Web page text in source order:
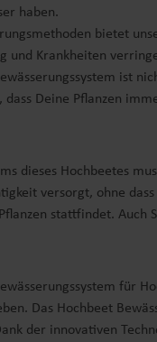
haben.
bietet
und Krankheiten
ist
Deine Pflanzen
dieses Hochbeetes
versorgt, ohne
stattfindet. Auch
für
Das Hochbeet
der innovativen